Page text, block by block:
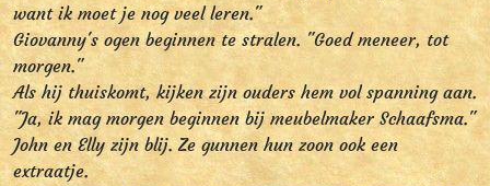
want ik moet je nog veel leren."
Giovanny's ogen beginnen te stralen. "Goed meneer, tot
morgen."
Als hij thuiskomt, kijken zijn ouders hem vol spanning aan.
"Ja, ik mag morgen beginnen bij meubelmaker Schaafsma."
John en Elly zijn blij. Ze gunnen hun zoon ook een
extraatje.